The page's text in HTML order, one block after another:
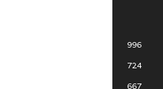
996
724